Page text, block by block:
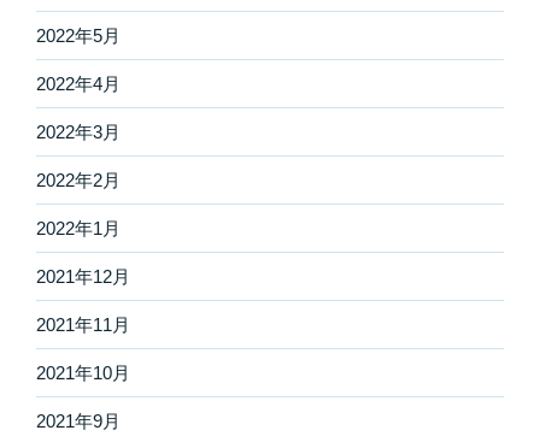
2022年5月
2022年4月
2022年3月
2022年2月
2022年1月
2021年12月
2021年11月
2021年10月
2021年9月